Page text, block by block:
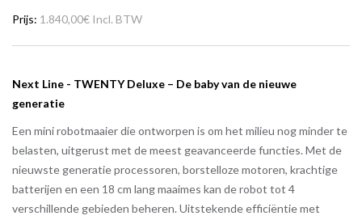
Prijs 1.840,00€ Incl. BTW
Next Line - TWENTY Deluxe – De baby van de nieuwe
generatie
Een mini robotmaaier die ontworpen is om het milieu nog minder te
belasten, uitgerust met de meest geavanceerde functies. Met de
nieuwste generatie processoren, borstelloze motoren, krachtige
batterijen en een 18 cm lang maaimes kan de robot tot 4
verschillende gebieden beheren. Uitstekende efficiëntie met